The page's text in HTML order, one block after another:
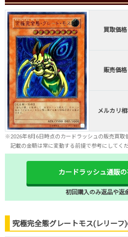
買取価格
販売価格
メルカリ
※2026年8月6日時点のカードラッシュの販売買取
記載の金額は常に変動する前提で参考にしてく
カードラッシュ通販
初回購入のみ返品や返
究極完全態グレートモス(レリーフ